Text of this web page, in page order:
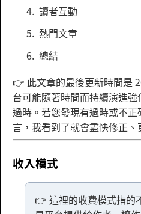
讀者互動
熱門文章
總結
👉 此文章的最後更新時間是
台可能隨著時間而持續演進
過時。若您發現有過時或不
言，我看到了就會盡快修正、
收入模式
👉 這裡的收費模式指的